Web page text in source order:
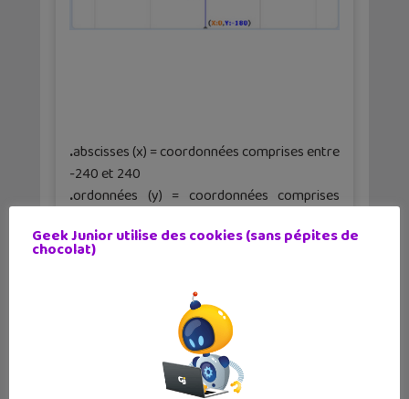
.abscisses (x) = coordonnées comprises entre
-240 et 240
.ordonnées (y) = coordonnées comprises
Toutes les coordonnées indiquées dans ce
Geek Junior utilise des cookies (sans pépites de
chocolat)